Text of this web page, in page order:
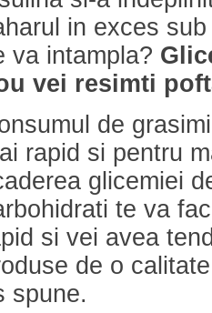
in exces
va intampla?
vei resimti
de
rapid si pentru
glicemiei
te va
si vei avea
de o
spune.